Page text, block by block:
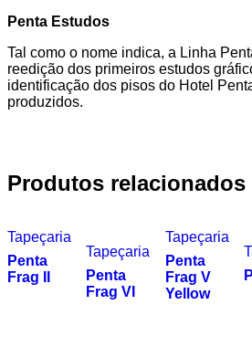
Penta Estudos
Tal como o nome indica, a Linha
reedição dos primeiros estudos
identificação dos pisos do Hotel
produzidos.
Produtos relacionados
Tapeçaria
Penta
Frag II
Tapeçaria
Penta
Frag VI
Tapeçaria
Penta
Frag V
Yellow